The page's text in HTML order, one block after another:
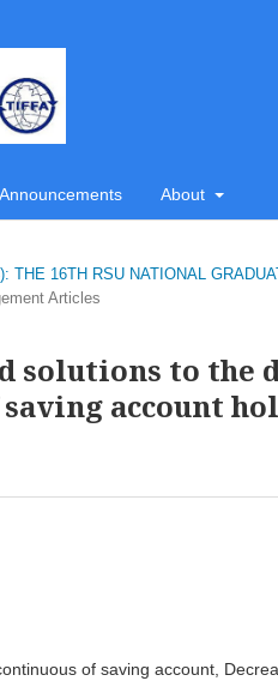
Announcements About
THE 16TH RSU NATIONAL
Articles
solutions to the
account
of saving account,